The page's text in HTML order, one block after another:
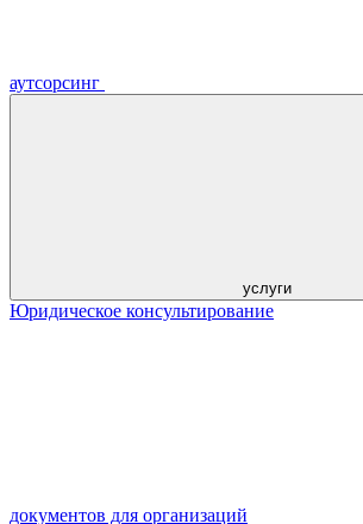
аутсорсинг
услуги
Юридическое консультирование
документов для организаций